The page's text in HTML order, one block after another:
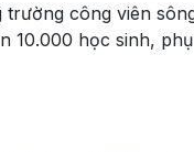
trường công viên
10.000 học sinh,